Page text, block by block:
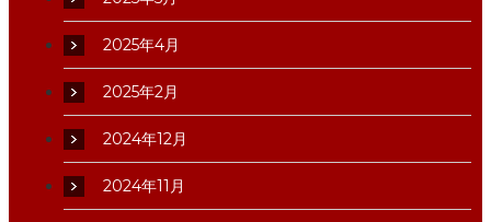
2025年4月
2025年2月
2024年12月
2024年11月